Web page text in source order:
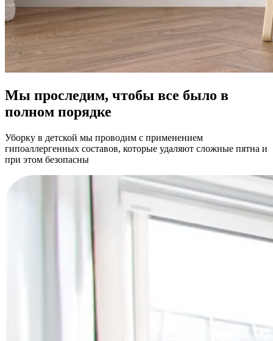
Мы проследим, чтобы все было в
полном порядке
Уборку в детской мы проводим с применением
гипоаллергенных составов, которые удаляют сложные пятна и
при этом безопасны